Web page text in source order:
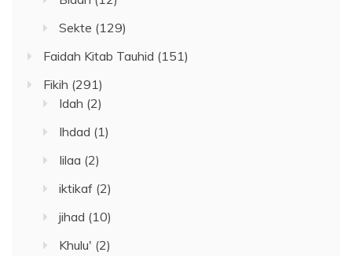
Sekte (129)
Faidah Kitab Tauhid (151)
Fikih (291)
Idah (2)
Ihdad (1)
Iilaa (2)
iktikaf (2)
jihad (10)
Khulu' (2)